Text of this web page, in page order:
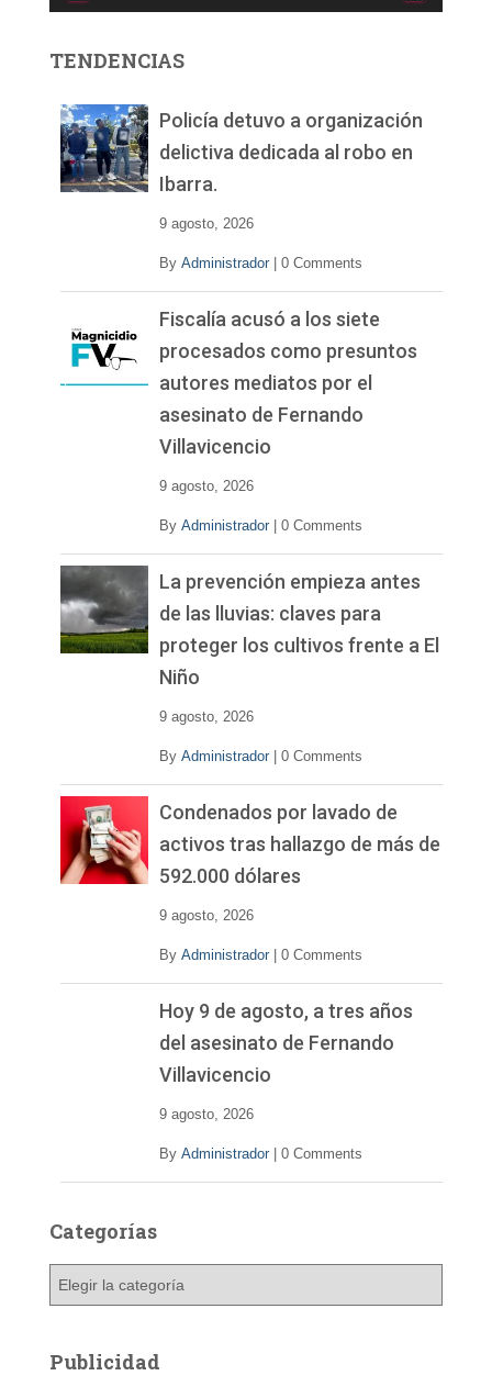
d
TENDENCIAS
Policía detuvo a organización
delictiva dedicada al robo en
Ibarra.
9 agosto, 2026
By Administrador 0 Comments
Fiscalía acusó a los siete
procesados como presuntos
autores mediatos por el
asesinato de Fernando
Villavicencio
9 agosto, 2026
By Administrador 0 Comments
La prevención empieza antes
de las lluvias: claves para
proteger los cultivos frente a El
Niño
9 agosto, 2026
By Administrador 0 Comments
Condenados por lavado de
activos tras hallazgo de más de
592.000 dólares
9 agosto, 2026
By Administrador 0 Comments
Hoy 9 de agosto, a tres años
del asesinato de Fernando
Villavicencio
9 agosto, 2026
By Administrador 0 Comments
Categorías
g
Publicidad